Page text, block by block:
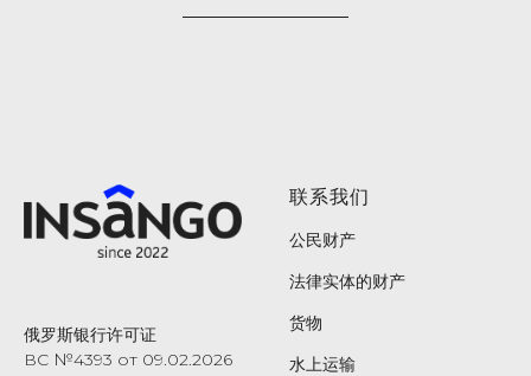
俄罗斯银行许可证
ВС №4393 от 09.02.2026
联系我们
公民财产
法律实体的财产
货物
水上运输